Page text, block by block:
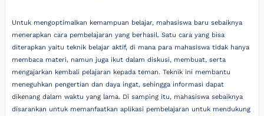
Untuk mengoptimalkan kemampuan belajar, mahasiswa baru sebaiknya
menerapkan cara pembelajaran yang berhasil. Satu cara yang bisa
diterapkan yaitu teknik belajar aktif, di mana para mahasiswa tidak hanya
membaca materi, namun juga ikut dalam diskusi, membuat, serta
mengajarkan kembali pelajaran kepada teman. Teknik ini membantu
meneguhkan pengertian dan daya ingat, sehingga informasi dapat
dikenang dalam waktu yang lama. Di samping itu, mahasiswa sebaiknya
disarankan untuk memanfaatkan aplikasi pembelajaran untuk mendukung